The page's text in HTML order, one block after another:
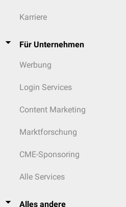
Karriere
Für Unternehmen
Werbung
Login Services
Content Marketing
Marktforschung
CME-Sponsoring
Alle Services
Alles andere